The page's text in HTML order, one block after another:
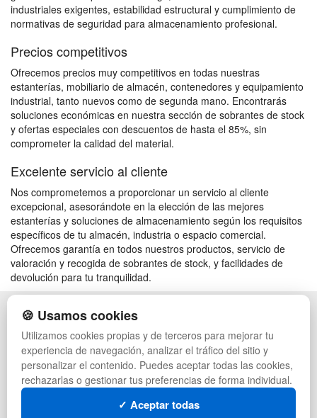
industriales exigentes, estabilidad estructural y cumplimiento de
normativas de seguridad para almacenamiento profesional.
Precios competitivos
Ofrecemos precios muy competitivos en todas nuestras
estanterías, mobiliario de almacén, contenedores y equipamiento
industrial, tanto nuevos como de segunda mano. Encontrarás
soluciones económicas en nuestra sección de sobrantes de stock
y ofertas especiales con descuentos de hasta el 85%, sin
comprometer la calidad del material.
Excelente servicio al cliente
Nos comprometemos a proporcionar un servicio al cliente
excepcional, asesorándote en la elección de las mejores
estanterías y soluciones de almacenamiento según los requisitos
específicos de tu almacén, industria o espacio comercial.
Ofrecemos garantía en todos nuestros productos, servicio de
valoración y recogida de sobrantes de stock, y facilidades de
devolución para tu tranquilidad.
POLÍTICA DE PRIVACIDAD
CONDICIONES DE USO
CAMBIOS Y DEVOLUCIONES
CONTACTO
QUIENES SOMOS
MAPA WEB
PREGUNTAS FRECUENTES
PALETS DE PLÁSTICO
MANUTENCIÓN
GESTIÓN DE RESIDUOS
PALETS
CONTENEDORES DE PLÁSTICO
LIQUIDACIÓN Y SOBRANTES
🍪 Usamos cookies
Utilizamos cookies propias y de terceros para mejorar tu
experiencia de navegación, analizar el tráfico del sitio y
personalizar el contenido. Puedes aceptar todas las cookies,
rechazarlas o gestionar tus preferencias de forma individual.
✓ Aceptar todas